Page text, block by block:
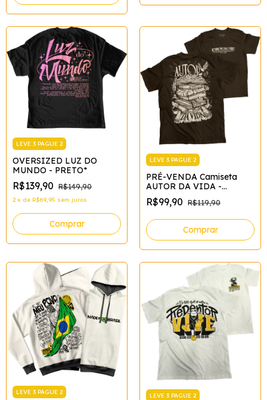
LEVE 3 PAGUE 2
OVERSIZED LUZ DO
MUNDO - PRETO*
R$139,90 R$149,90
2 x de R$69,95 sem juros
Comprar
LEVE 3 PAGUE 2
PRÉ-VENDA Camiseta
AUTOR DA VIDA -
MARROM - STREET*
R$99,90 R$119,90
Comprar
LEVE 3 PAGUE 2 LEVE 3 PAGUE 2